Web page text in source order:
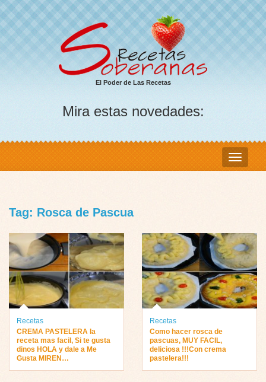
El Poder de Las Recetas
Mira estas novedades:
Tag: Rosca de Pascua
Recetas
CREMA PASTELERA la
receta mas facil, Si te gusta
dinos HOLA y dale a Me
Gusta MIREN…
Recetas
Como hacer rosca de
pascuas, MUY FACIL,
deliciosa !!!Con crema
pastelera!!!